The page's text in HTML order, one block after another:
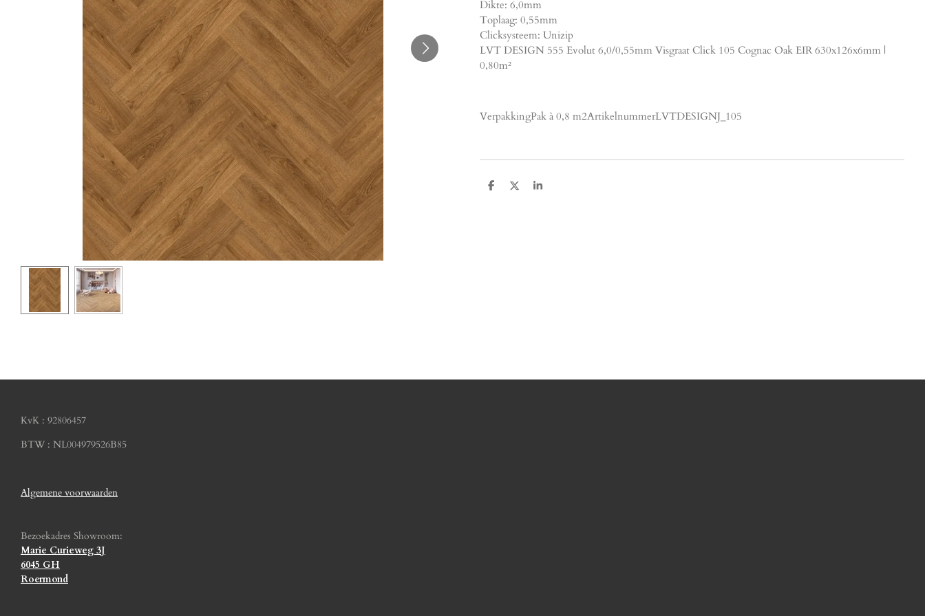
Dikte: 6,0mm
Toplaag: 0,55mm
Clicksysteem: Unizip
LVT DESIGN 555 Evolut 6,0/0,55mm Visgraat Click 105 Cognac Oak EIR 630x126x6mm |
0,80m²
VerpakkingPak à 0,8 m2ArtikelnummerLVTDESIGNJ_105
D
D
S
KvK : 92806457
BTW : NL004979526B85
Algemene voorwaarden
Bezoekadres Showroom:
Marie Curieweg 3J
6045 GH
Roermond